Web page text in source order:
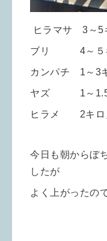
ヒラマサ 3～
ブリ 4～５
カンパチ 1～3
ヤズ 1～1.5
ヒラメ 2
今日も朝からぼ
したが
よく上がったの